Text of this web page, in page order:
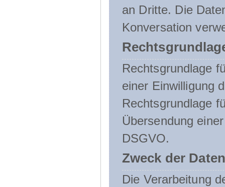
an Dritte. Die
Konversation
Rechtsgrundlage
einer Einwilligung
Rechtsgrundlage
Übersendung
DSGVO.
Zweck der
Die Verarbeitung